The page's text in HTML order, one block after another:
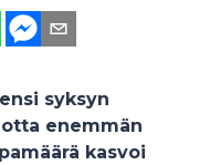
syksyn
enemmän
kasvoi